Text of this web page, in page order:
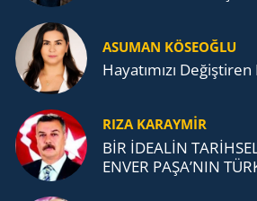
ASUMAN KÖSEOĞLU
Ha­ya­tı­mı­zı
RIZA KARAYMIR
BİR İDEALİN
ENVER PAŞA’NIN